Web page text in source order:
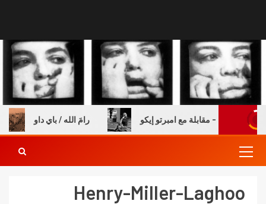
رامَ الله / باي داو والكتب – مقابلة مع امبرتو إيكو
Henry-Miller-Laghoo